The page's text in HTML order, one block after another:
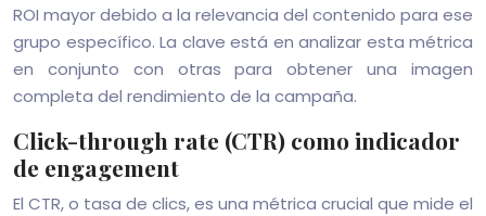
ROI mayor debido a la relevancia del contenido para ese
grupo específico. La clave está en analizar esta métrica
en conjunto con otras para obtener una imagen
completa del rendimiento de la campaña.
Click-through rate (CTR) como indicador
de engagement
El CTR, o tasa de clics, es una métrica crucial que mide el